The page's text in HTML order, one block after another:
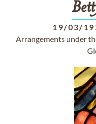
19/03/
Arrangements under